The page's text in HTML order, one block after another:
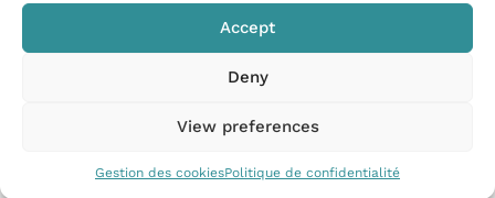
Accept
Deny
View preferences
Gestion des cookiesPolitique de confidentialité